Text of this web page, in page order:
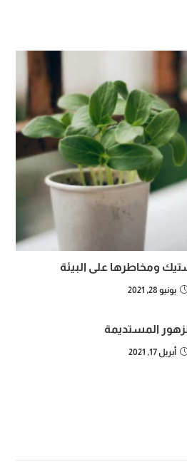
ومخاطرها على البيئة
يونيو 28, 2021
المستديمة
أبريل 17, 2021